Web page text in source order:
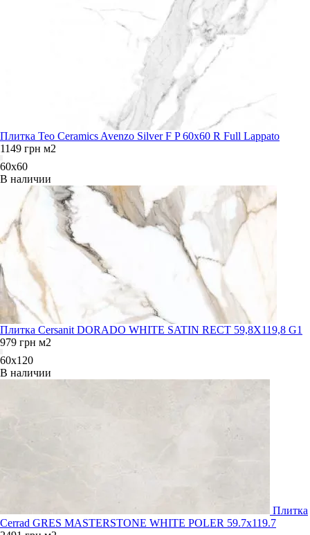
Плитка Teo Ceramics Avenzo Silver F P 60x60 R Full Lappato
1149 грн м2
60x60
В наличии
Плитка Cersanit DORADO WHITE SATIN RECT 59,8X119,8 G1
979 грн м2
60x120
В наличии
Плитка
Cerrad GRES MASTERSTONE WHITE POLER 59.7x119.7